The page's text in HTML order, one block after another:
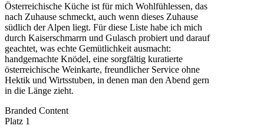
Österreichische Küche ist für mich Wohlfühlessen, das
nach Zuhause schmeckt, auch wenn dieses Zuhause
südlich der Alpen liegt. Für diese Liste habe ich mich
durch Kaiserschmarrn und Gulasch probiert und darauf
geachtet, was echte Gemütlichkeit ausmacht:
handgemachte Knödel, eine sorgfältig kuratierte
österreichische Weinkarte, freundlicher Service ohne
Hektik und Wirtsstuben, in denen man den Abend gern
in die Länge zieht.
+
Branded Content
Platz 1